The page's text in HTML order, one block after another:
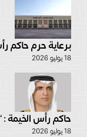
برعاية حرم حاكم
18 يوليو 2026
حاكم رأس الخيمة :
18 يوليو 2026